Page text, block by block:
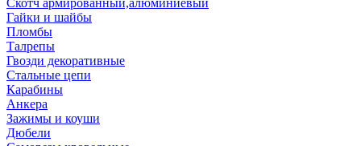
Скотч армированный,алюминиевый
Гайки и шайбы
Пломбы
Талрепы
Гвозди декоративные
Стальные цепи
Карабины
Анкера
Зажимы и коуши
Дюбели